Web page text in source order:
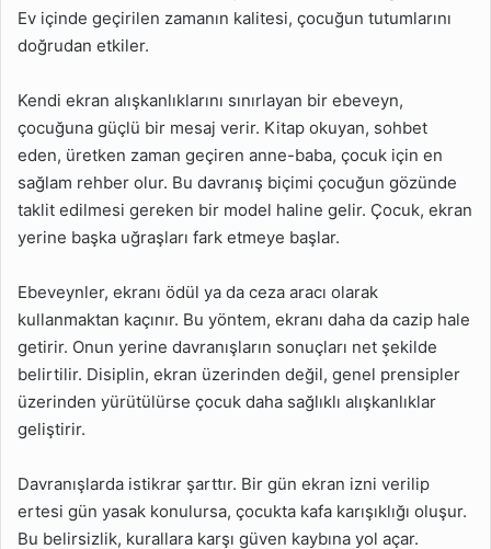
Ev içinde geçirilen zamanın kalitesi, çocuğun tutumlarını
doğrudan etkiler.
Kendi ekran alışkanlıklarını sınırlayan bir ebeveyn,
çocuğuna güçlü bir mesaj verir. Kitap okuyan, sohbet
eden, üretken zaman geçiren anne-baba, çocuk için en
sağlam rehber olur. Bu davranış biçimi çocuğun gözünde
taklit edilmesi gereken bir model haline gelir. Çocuk, ekran
yerine başka uğraşları fark etmeye başlar.
Ebeveynler, ekranı ödül ya da ceza aracı olarak
kullanmaktan kaçınır. Bu yöntem, ekranı daha da cazip hale
getirir. Onun yerine davranışların sonuçları net şekilde
belirtilir. Disiplin, ekran üzerinden değil, genel prensipler
üzerinden yürütülürse çocuk daha sağlıklı alışkanlıklar
geliştirir.
Davranışlarda istikrar şarttır. Bir gün ekran izni verilip
ertesi gün yasak konulursa, çocukta kafa karışıklığı oluşur.
Bu belirsizlik, kurallara karşı güven kaybına yol açar.